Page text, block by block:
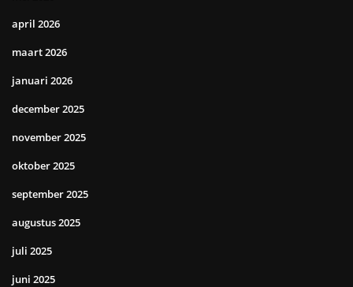
april 2026
maart 2026
januari 2026
december 2025
november 2025
oktober 2025
september 2025
augustus 2025
juli 2025
juni 2025